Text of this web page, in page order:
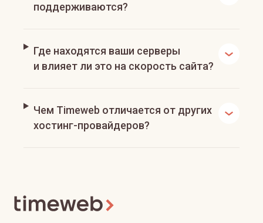
поддерживаются?
Где находятся ваши серверы
и влияет ли это на скорость сайта?
Чем Timeweb отличается от других
хостинг-провайдеров?